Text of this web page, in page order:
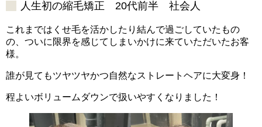
人生初の縮毛矯正 20代前半 社会人
これまではくせ毛を活かしたり結んで過ごしていたもの
の、ついに限界を感じてしまいかけに来ていただいたお客
様。
誰が見てもツヤツヤかつ自然なストレートヘアに大変身！
程よいボリュームダウンで扱いやすくなりました！